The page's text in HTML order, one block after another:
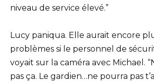
niveau de service élevé.”
Lucy paniqua. Elle aurait encore
problèmes si le personnel de
voyait sur la caméra avec Michael.
pas ça. Le gardien…ne pourra pas